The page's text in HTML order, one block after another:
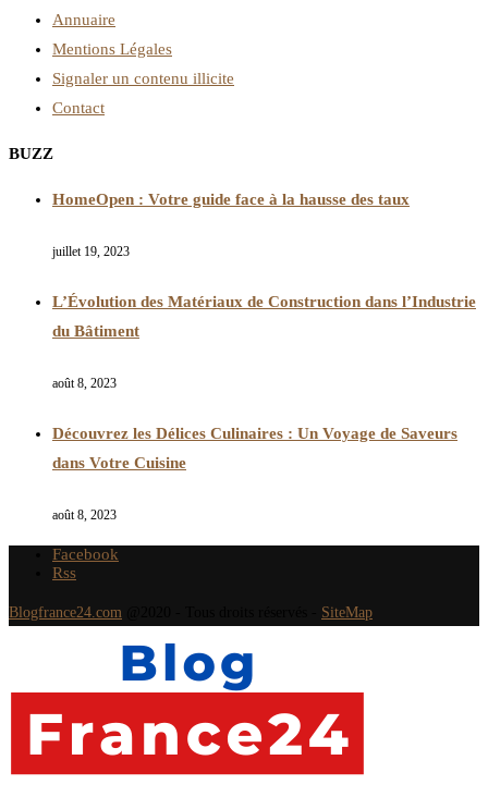
Annuaire
Mentions Légales
Signaler un contenu illicite
Contact
BUZZ
HomeOpen : Votre guide face à la hausse des taux
juillet 19, 2023
L’Évolution des Matériaux de Construction dans l’Industrie
du Bâtiment
août 8, 2023
Découvrez les Délices Culinaires : Un Voyage de Saveurs
dans Votre Cuisine
août 8, 2023
Facebook
Rss
Blogfrance24.com SiteMap